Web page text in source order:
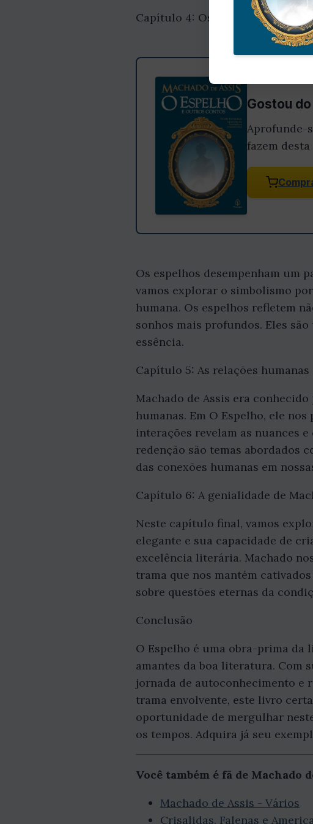
Capítulo 4: Os espelhos como
Gostou
Aprofunde-
fazem
Os espelhos desempenham um
vamos explorar o simbolismo
humana. Os espelhos refletem
sonhos mais profundos. Eles
essência.
Capítulo 5: As relações humanas
Machado de Assis era
humanas. Em O Espelho, ele
interações revelam as nuances
redenção são temas abordados
das conexões humanas em
Capítulo 6: A genialidade de
Neste capítulo final, vamos
elegante e sua capacidade de
excelência literária. Machado
trama que nos mantém
sobre questões eternas da
Conclusão
O Espelho é uma obra-prima
amantes da boa literatura. Com
jornada de autoconhecimento e
trama envolvente, este livro
oportunidade de mergulhar
os tempos. Adquira já seu
Você também é fã de Machado
Machado de Assis - Vários
Crisalidas, Falenas e